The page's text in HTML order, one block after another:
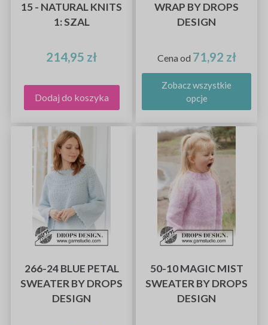
15 - NATURAL KNITS
1: SZAL
214,95 zł
Dodaj do koszyka
WRAP BY DROPS
DESIGN
Cena od 71,92 zł
Zobacz wszystkie
opcje
266-24 BLUE PETAL
SWEATER BY DROPS
DESIGN
50-10 MAGIC MIST
SWEATER BY DROPS
DESIGN